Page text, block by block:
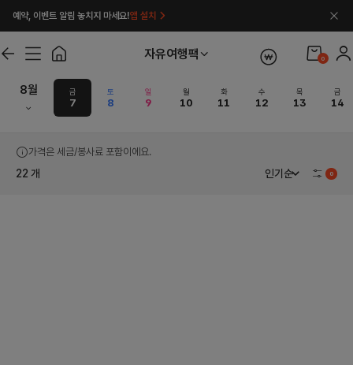
예약, 이벤트 알림 놓치지 마세요!앱 설치
자유여행팩 0
8월 금
7
토
8
일
9
월
10
화
11
수
12
목
13
금
14
가격은 세금/봉사료 포함이에요.
자유여행팩 투어 예약 | 최저가·즉시확정
22 개 인기순 0